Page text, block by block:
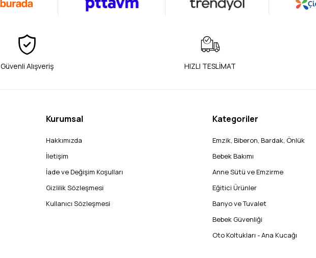
Güvenli Alışveriş HIZLI TESLİMAT
Kurumsal
Hakkımızda
İletişim
İade ve Değişim Koşulları
Gizlilik Sözleşmesi
Kullanıcı Sözleşmesi
Kategoriler
Emzik, Biberon, Bardak, Önlük
Bebek Bakımı
Anne Sütü ve Emzirme
Eğitici Ürünler
Banyo ve Tuvalet
Bebek Güvenliği
Oto Koltukları - Ana Kucağı